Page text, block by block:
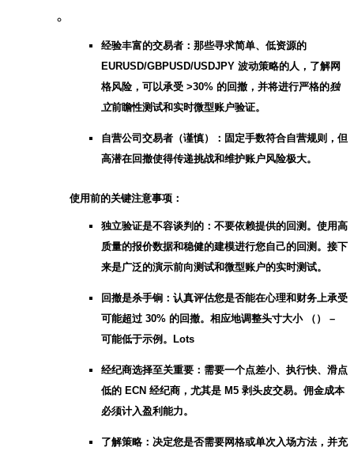
经验丰富的交易者：那些寻求简单、低资源的
EURUSD/GBPUSD/USDJPY 波动策略的人，了解网
格风险，可以承受 >30% 的回撤，并将进行严格的独
立前瞻性测试和实时微型账户验证。
自营公司交易者（谨慎）：固定手数符合自营规则，但
高潜在回撤使得传递挑战和维护账户风险极大。
使用前的关键注意事项：
独立验证是不容谈判的：不要依赖提供的回测。使用高
质量的报价数据和稳健的建模进行您自己的回测。接下
来是广泛的演示前向测试和微型账户的实时测试。
回撤是杀手锏：认真评估您是否能在心理和财务上承受
可能超过 30% 的回撤。相应地调整头寸大小 （） –
可能低于示例。Lots
经纪商选择至关重要：需要一个点差小、执行快、滑点
低的 ECN 经纪商，尤其是 M5 剥头皮交易。佣金成本
必须计入盈利能力。
了解策略：决定您是否需要网格或单次入场方法，并充